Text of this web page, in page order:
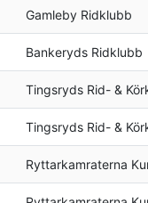
Gamleby Ridklubb
Bankeryds Ridklubb
Tingsryds Rid- &
Tingsryds Rid- &
Ryttarkamraterna